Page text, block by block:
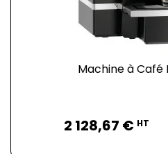
Machine à Café
2 128,67 € HT